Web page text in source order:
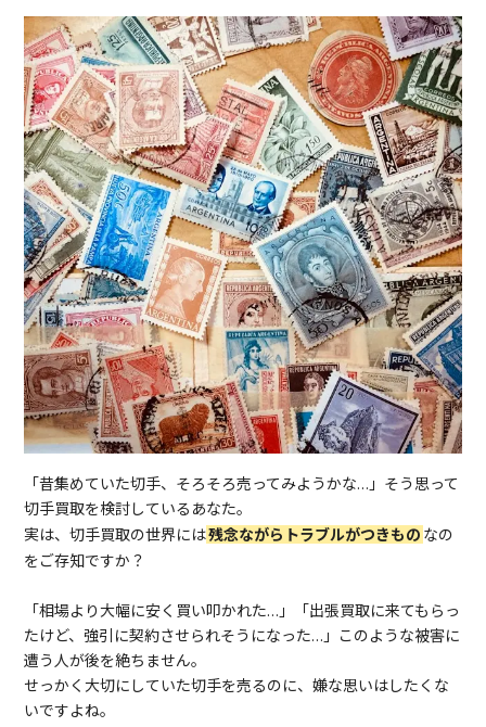
「昔集めていた切手、そろそろ売ってみようかな…」そう思って
切手買取を検討しているあなた。
実は、切手買取の世界には残念ながらトラブルがつきもの なの
をご存知ですか？
「相場より大幅に安く買い叩かれた…」「出張買取に来てもらっ
たけど、強引に契約させられそうになった…」このような被害に
遭う人が後を絶ちません。
せっかく大切にしていた切手を売るのに、嫌な思いはしたくな
いですよね。